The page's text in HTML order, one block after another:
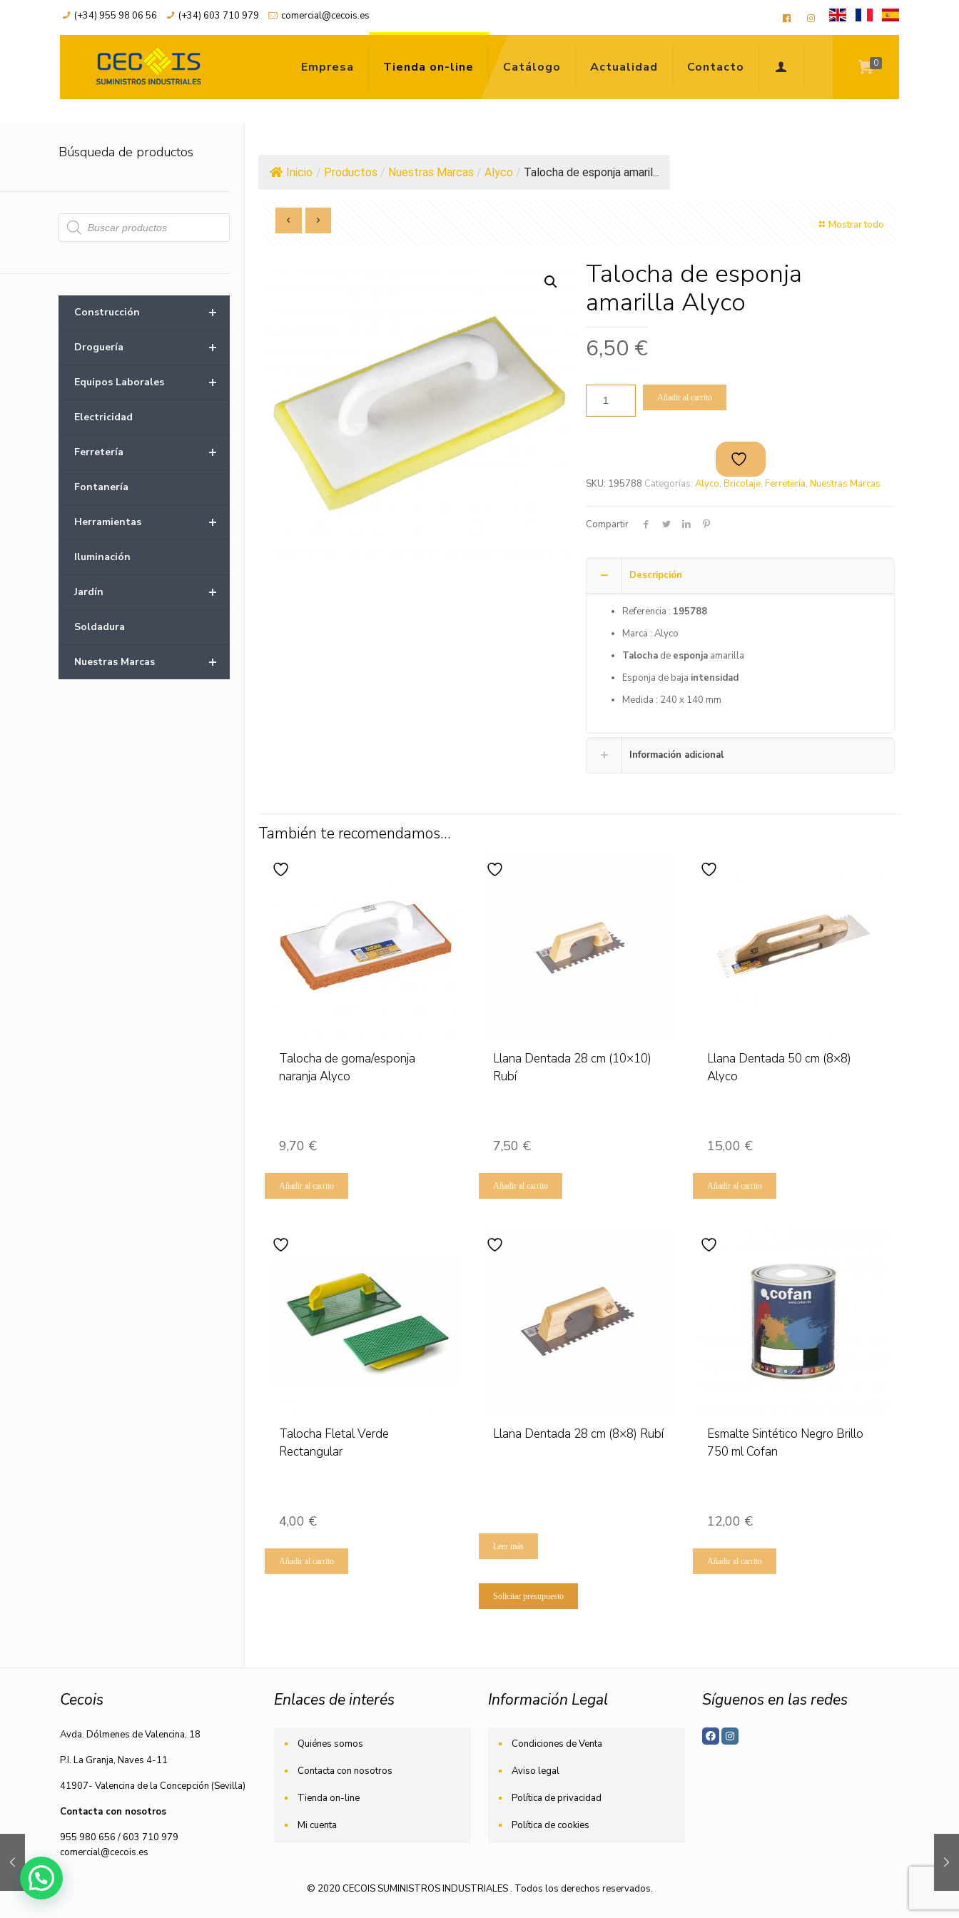
(+34) 955 98 06 56 (+34) 603 710 979 comercial@cecois.es
Empresa Tienda on-line Catálogo Actualidad Contacto 0
Inicio / Productos / Nuestras Marcas / Alyco / Talocha de esponja amaril...
Mostrar todo
Talocha de esponja
amarilla Alyco
6,50 €
Añadir al carrito
SKU: 195788 Categorías:Alyco,Bricolaje,Ferretería,Nuestras Marcas
Compartir
Descripción
Referencia : 195788
Marca : Alyco
Talocha de esponja amarilla
Esponja de baja intensidad
Medida : 240 x 140 mm
Información adicional
También te recomendamos…
Talocha de goma/esponja
naranja Alyco
9,70 €
Añadir al carrito
Llana Dentada 28 cm (10×10)
Rubí
7,50 €
Añadir al carrito
Llana Dentada 50 cm (8×8)
Alyco
15,00 €
Añadir al carrito
Talocha Fletal Verde
Rectangular
4,00 €
Añadir al carrito
Llana Dentada 28 cm (8×8) Rubí
Leer más
Solicitar presupuesto
Esmalte Sintético Negro Brillo
750 ml Cofan
12,00 €
Añadir al carrito
Búsqueda de productos
Búsqueda
de
productos
+
Construcción
+
Droguería
+
Equipos Laborales
Electricidad
+
Ferretería
Fontanería
+
Herramientas
Iluminación
+
Jardín
Soldadura
+
Nuestras Marcas
Cecois
Avda. Dólmenes de Valencina, 18
P.I. La Granja, Naves 4-11
41907- Valencina de la Concepción (Sevilla)
Contacta con nosotros
955 980 656/603 710 979
comercial@cecois.es
Enlaces de interés
Quiénes somos
Contacta con nosotros
Tienda on-line
Mi cuenta
Información Legal
Condiciones de Venta
Aviso legal
Política de privacidad
Política de cookies
Síguenos en las redes
© 2020 CECOIS SUMINISTROS INDUSTRIALES . Todos los derechos reservados.